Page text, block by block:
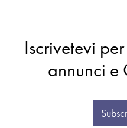
Iscrivetevi
annunci e